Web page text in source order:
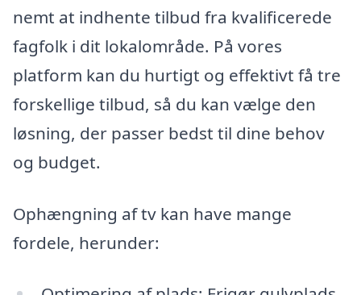
nemt at indhente tilbud fra kvalificerede
fagfolk i dit lokalområde. På vores
platform kan du hurtigt og effektivt få tre
forskellige tilbud, så du kan vælge den
løsning, der passer bedst til dine behov
og budget.
Ophængning af tv kan have mange
fordele, herunder: